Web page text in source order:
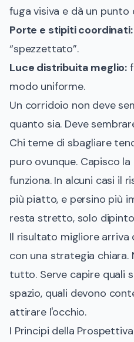
fuga visiva e dà un punto
Porte e stipiti coordinati:
“spezzettato”.
Luce distribuita meglio:
modo uniforme.
Un corridoio non deve
quanto sia. Deve
Chi teme di sbagliare
puro ovunque. Capisco
funziona. In alcuni casi il
più piatto, e persino più
resta stretto, solo
Il risultato migliore arriva
con una strategia chiara.
tutto. Serve capire quali
spazio, quali devono
attirare l'occhio.
I Principi della